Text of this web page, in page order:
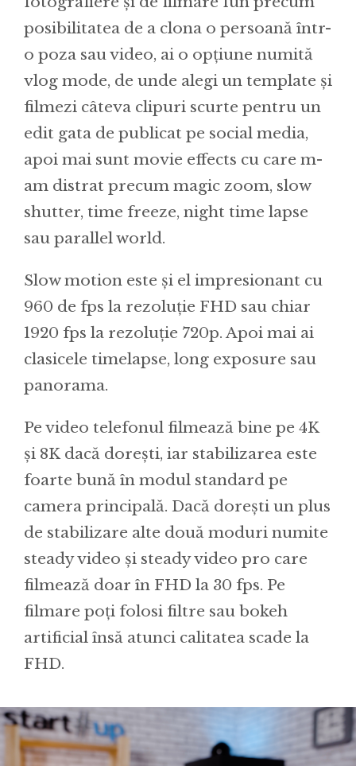
posibilitatea de a clona o persoană într-
o poza sau video, ai o opțiune numită
vlog mode, de unde alegi un template și
filmezi câteva clipuri scurte pentru un
edit gata de publicat pe social media,
apoi mai sunt movie effects cu care m-
am distrat precum magic zoom, slow
shutter, time freeze, night time lapse
sau parallel world.
Slow motion este și el impresionant cu
960 de fps la rezoluție FHD sau chiar
1920 fps la rezoluție 720p. Apoi mai ai
clasicele timelapse, long exposure sau
panorama.
Pe video telefonul filmează bine pe 4K
și 8K dacă dorești, iar stabilizarea este
foarte bună în modul standard pe
camera principală. Dacă dorești un plus
de stabilizare alte două moduri numite
steady video și steady video pro care
filmează doar în FHD la 30 fps. Pe
filmare poți folosi filtre sau bokeh
artificial însă atunci calitatea scade la
FHD.